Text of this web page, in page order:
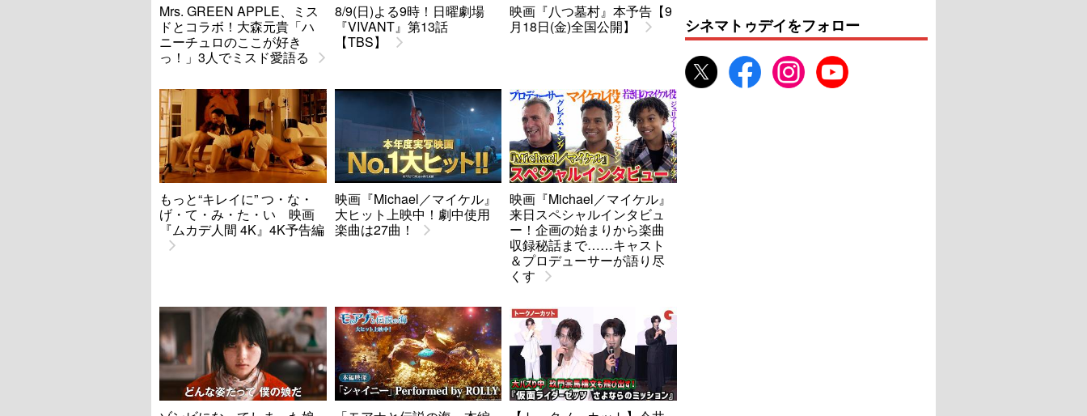
Mrs. GREEN APPLE、ミス
ドとコラボ！大森元貴「ハ
ニーチュロのここが好き
っ！」3人でミスド愛語る
8/9(日)よる9時！日曜劇場
『VIVANT』第13話
【TBS】
映画『八つ墓村』本予告【9
月18日(金)全国公開】
もっと“キレイに” つ・な・
げ・て・み・た・い 映画
『ムカデ人間 4K』4K予告編
映画『Michael／マイケル』
大ヒット上映中！劇中使用
楽曲は27曲！
映画『Michael／マイケル』
来日スペシャルインタビュ
ー！企画の始まりから楽曲
収録秘話まで……キャスト
＆プロデューサーが語り尽
くす
シネマトゥデイをフォロー